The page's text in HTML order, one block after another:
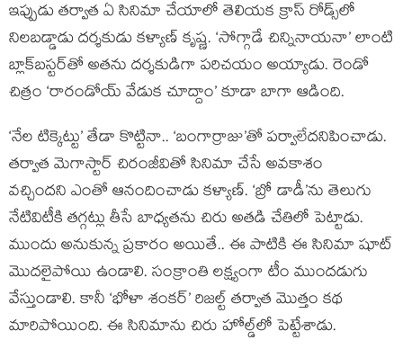
ఇప్పుడు తర్వాత ఏ సినిమా చేయాలో తెలియక క్రాస్ రోడ్స్‌లో
నిలబడ్డాడు దర్శకుడు కళ్యాణ్ కృష్ణ. ‘సోగ్గాడే చిన్నినాయనా’ లాంటి
బ్లాక్‌బస్టర్‌తో అతను దర్శకుడిగా పరిచయం అయ్యాడు. రెండో
చిత్రం ‘రారండోయ్ వేడుక చూద్దాం’ కూడా బాగా ఆడింది.
‘నేల టిక్కెట్టు’ తేడా కొట్టినా.. ‘బంగార్రాజు’తో పర్వాలేదనిపించాడు.
తర్వాత మెగాస్టార్ చిరంజీవితో సినిమా చేసే అవకాశం
వచ్చిందని ఎంతో ఆనందించాడు కళ్యాణ్. ‘బ్రో డాడీ’ను తెలుగు
నేటివిటీకి తగ్గట్లు తీసే బాధ్యతను చిరు అతడి చేతిలో పెట్టాడు.
ముందు అనుకున్న ప్రకారం అయితే.. ఈ పాటికి ఈ సినిమా షూట్
మొదలైపోయి ఉండాలి. సంక్రాంతి లక్ష్యంగా టీం ముందడుగు
వేస్తుండాలి. కానీ ‘భోళా శంకర్’ రిజల్ట్ తర్వాత మొత్తం కథ
మారిపోయింది. ఈ సినిమాను చిరు హోల్డ్‌లో పెట్టేశాడు.